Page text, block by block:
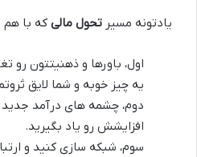
یادتونه مسیر تحول مالیکه با هم
اول، باورها و ذهنیتتون رو
یه چیز خوبه و شما لایق
دوم، چشمه های درآمد جدید
افزایشش رو یاد بگیرید.
سوم، شبکه سازی کنید و